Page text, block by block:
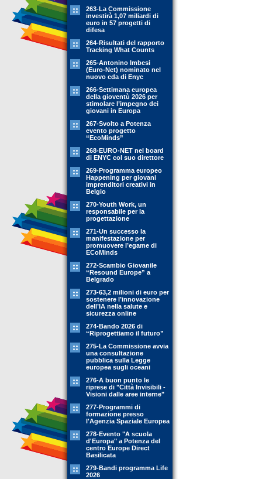
263-La Commissione
investirà 1,07 miliardi di
euro in 57 progetti di
difesa
264-Risultati del rapporto
Tracking What Counts
265-Antonino Imbesi
(Euro-Net) nominato nel
nuovo cda di Enyc
266-Settimana europea
della gioventù 2026 per
stimolare l’impegno dei
giovani in Europa
267-Svolto a Potenza
evento progetto
“EcoMinds”
268-EURO-NET nel board
di ENYC col suo direttore
269-Programma europeo
Happening per giovani
imprenditori creativi in
Belgio
270-Youth Work, un
responsabile per la
progettazione
271-Un successo la
manifestazione per
promuovere l’egame di
ECoMinds
272-Scambio Giovanile
“Resound Europe” a
Belgrado
273-63,2 milioni di euro per
sostenere l’innovazione
dell’IA nella salute e
sicurezza online
274-Bando 2026 di
“Riprogettiamo il futuro”
275-La Commissione avvia
una consultazione
pubblica sulla Legge
europea sugli oceani
276-A buon punto le
riprese di "Città Invisibili -
Visioni dalle aree interne"
277-Programmi di
formazione presso
l'Agenzia Spaziale Europea
278-Evento "A scuola
d'Europa" a Potenza del
centro Europe Direct
Basilicata
279-Bandi programma Life
2026